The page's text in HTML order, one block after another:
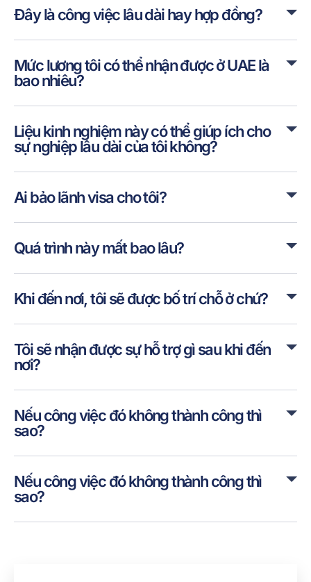
Đây là công việc lâu dài hay hợp đồng?
Mức lương tôi có thể nhận được ở UAE là
bao nhiêu?
Liệu kinh nghiệm này có thể giúp ích cho
sự nghiệp lâu dài của tôi không?
Ai bảo lãnh visa cho tôi?
Quá trình này mất bao lâu?
Khi đến nơi, tôi sẽ được bố trí chỗ ở chứ?
Tôi sẽ nhận được sự hỗ trợ gì sau khi đến
nơi?
Nếu công việc đó không thành công thì
sao?
Nếu công việc đó không thành công thì
sao?